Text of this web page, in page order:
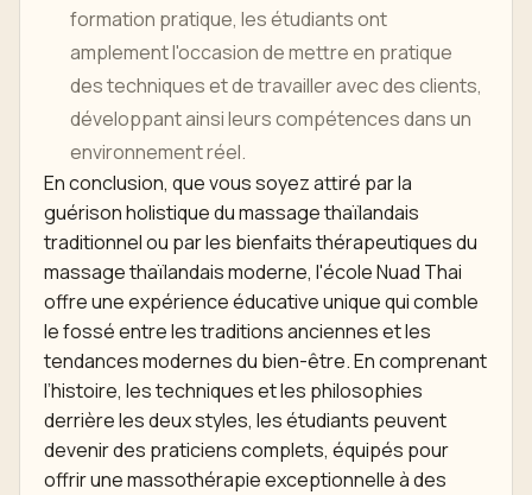
formation pratique, les étudiants ont
amplement l'occasion de mettre en pratique
des techniques et de travailler avec des clients,
développant ainsi leurs compétences dans un
environnement réel.
En conclusion, que vous soyez attiré par la
guérison holistique du massage thaïlandais
traditionnel ou par les bienfaits thérapeutiques du
massage thaïlandais moderne, l'école Nuad Thai
offre une expérience éducative unique qui comble
le fossé entre les traditions anciennes et les
tendances modernes du bien-être. En comprenant
l’histoire, les techniques et les philosophies
derrière les deux styles, les étudiants peuvent
devenir des praticiens complets, équipés pour
offrir une massothérapie exceptionnelle à des